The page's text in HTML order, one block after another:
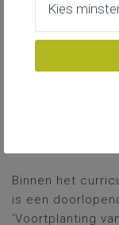
We reiken
handvatten
een
Binnen het
is een
‘Voortplanting
Kies